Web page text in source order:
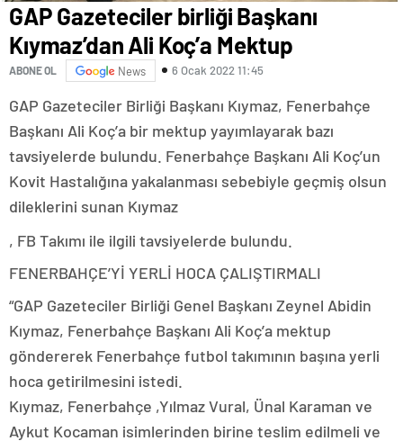
GAP Gazeteciler birliği Başkanı
Kıymaz’dan Ali Koç’a Mektup
ABONE OL News 6 Ocak 2022 11:45
GAP Gazeteciler Birliği Başkanı Kıymaz, Fenerbahçe
Başkanı Ali Koç’a bir mektup yayımlayarak bazı
tavsiyelerde bulundu. Fenerbahçe Başkanı Ali Koç’un
Kovit Hastalığına yakalanması sebebiyle geçmiş olsun
dileklerini sunan Kıymaz
, FB Takımı ile ilgili tavsiyelerde bulundu.
FENERBAHÇE’Yİ YERLİ HOCA ÇALIŞTIRMALI
“GAP Gazeteciler Birliği Genel Başkanı Zeynel Abidin
Kıymaz, Fenerbahçe Başkanı Ali Koç’a mektup
göndererek Fenerbahçe futbol takımının başına yerli
hoca getirilmesini istedi.
Kıymaz, Fenerbahçe ,Yılmaz Vural, Ünal Karaman ve
Aykut Kocaman isimlerinden birine teslim edilmeli ve